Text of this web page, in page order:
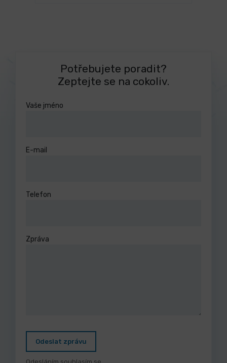
Potřebujete poradit?
Zeptejte se na cokoliv.
Vaše jméno
E-mail
Telefon
Zpráva
Odeslat zprávu